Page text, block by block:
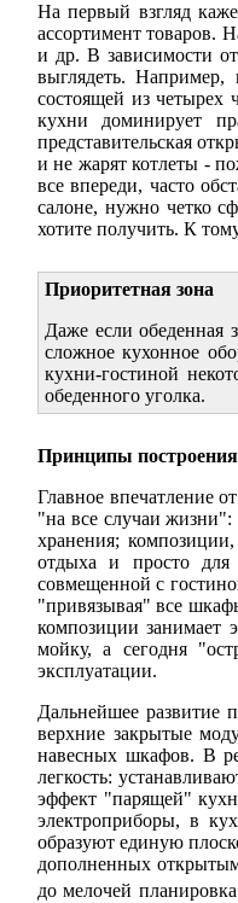
На первый взгляд
ассортимент товаров.
и др. В зависимости
выглядеть. Например,
состоящей из четырех
кухни доминирует
представительская
и не жарят котлеты -
все впереди, часто
салоне, нужно четко
хотите получить. К
Приоритетная зона
Даже если обеденная
сложное кухонное
кухни-гостиной
обеденного уголка.
Принципы построения
Главное впечатление
"на все случаи
хранения; композиции,
отдыха и просто для
совмещенной с
"привязывая" все
композиции занимает
мойку, а сегодня
эксплуатации.
Дальнейшее развитие
верхние закрытые
навесных шкафов. В
легкость:
эффект "парящей"
электроприборы, в
образуют единую
дополненных
до мелочей